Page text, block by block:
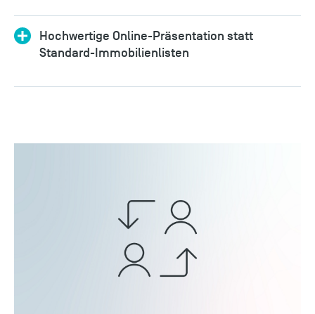
Hochwertige Online-Präsentation statt
Standard-Immobilienlisten